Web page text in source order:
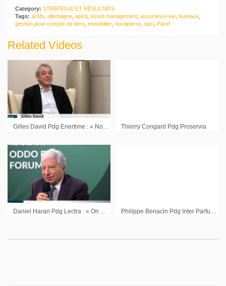
Category: STRATEGIE ET RÉSULTATS
Tags: actifs allemagne apicil asset management assurance-vie bureaux
gestion pour compte de tiers immobilier, novapierre opci Paref
Related Videos
Gilles David Pdg Enertime : « Nous avons un carnet de commandes qui va se déployer cette année » Thierry Congard Pdg Proservia